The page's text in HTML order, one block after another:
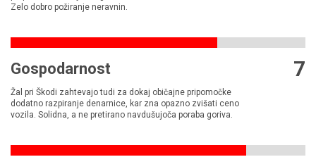
Zelo dobro požiranje neravnin.
Gospodarnost
Žal pri Škodi zahtevajo tudi za dokaj običajne pripomočke
dodatno razpiranje denarnice, kar zna opazno zvišati ceno
vozila. Solidna, a ne pretirano navdušujoča poraba goriva.
7